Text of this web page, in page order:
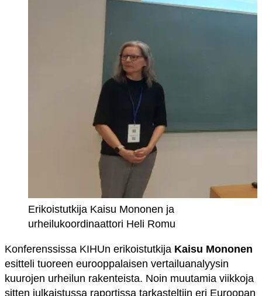
Erikoistutkija Kaisu Mononen ja
urheilukoordinaattori Heli Romu
Konferenssissa KIHUn erikoistutkija Kaisu Mononen
esitteli tuoreen eurooppalaisen vertailuanalyysin
kuurojen urheilun rakenteista. Noin muutamia viikkoja
sitten julkaistussa raportissa tarkasteltiin eri Euroopan